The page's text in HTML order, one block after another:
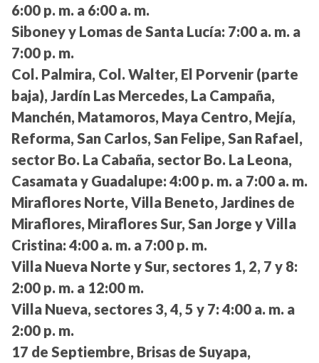
6:00 p. m. a 6:00 a. m.
Siboney y Lomas de Santa Lucía: 7:00 a. m. a
7:00 p. m.
Col. Palmira, Col. Walter, El Porvenir (parte
baja), Jardín Las Mercedes, La Campaña,
Manchén, Matamoros, Maya Centro, Mejía,
Reforma, San Carlos, San Felipe, San Rafael,
sector Bo. La Cabaña, sector Bo. La Leona,
Casamata y Guadalupe: 4:00 p. m. a 7:00 a. m.
Miraflores Norte, Villa Beneto, Jardines de
Miraflores, Miraflores Sur, San Jorge y Villa
Cristina: 4:00 a. m. a 7:00 p. m.
Villa Nueva Norte y Sur, sectores 1, 2, 7 y 8:
2:00 p. m. a 12:00 m.
Villa Nueva, sectores 3, 4, 5 y 7: 4:00 a. m. a
2:00 p. m.
17 de Septiembre, Brisas de Suyapa,